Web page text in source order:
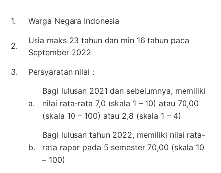
1. Warga Negara Indonesia
2.
Usia maks 23 tahun dan min 16 tahun pada
September 2022
3.
Persyaratan nilai :
a.
Bagi lulusan 2021 dan sebelumnya, memiliki
nilai rata-rata 7,0 (skala 1 – 10) atau 70,00
(skala 10 – 100) atau 2,8 (skala 1 – 4)
b.
Bagi lulusan tahun 2022, memiliki nilai rata-
rata rapor pada 5 semester 70,00 (skala 10
– 100)